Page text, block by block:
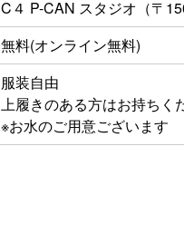
C４ P-CAN スタジオ（〒
無料(オンライン無料)
服装自由
上履きのある方はお持ちく
※お水のご用意ございます